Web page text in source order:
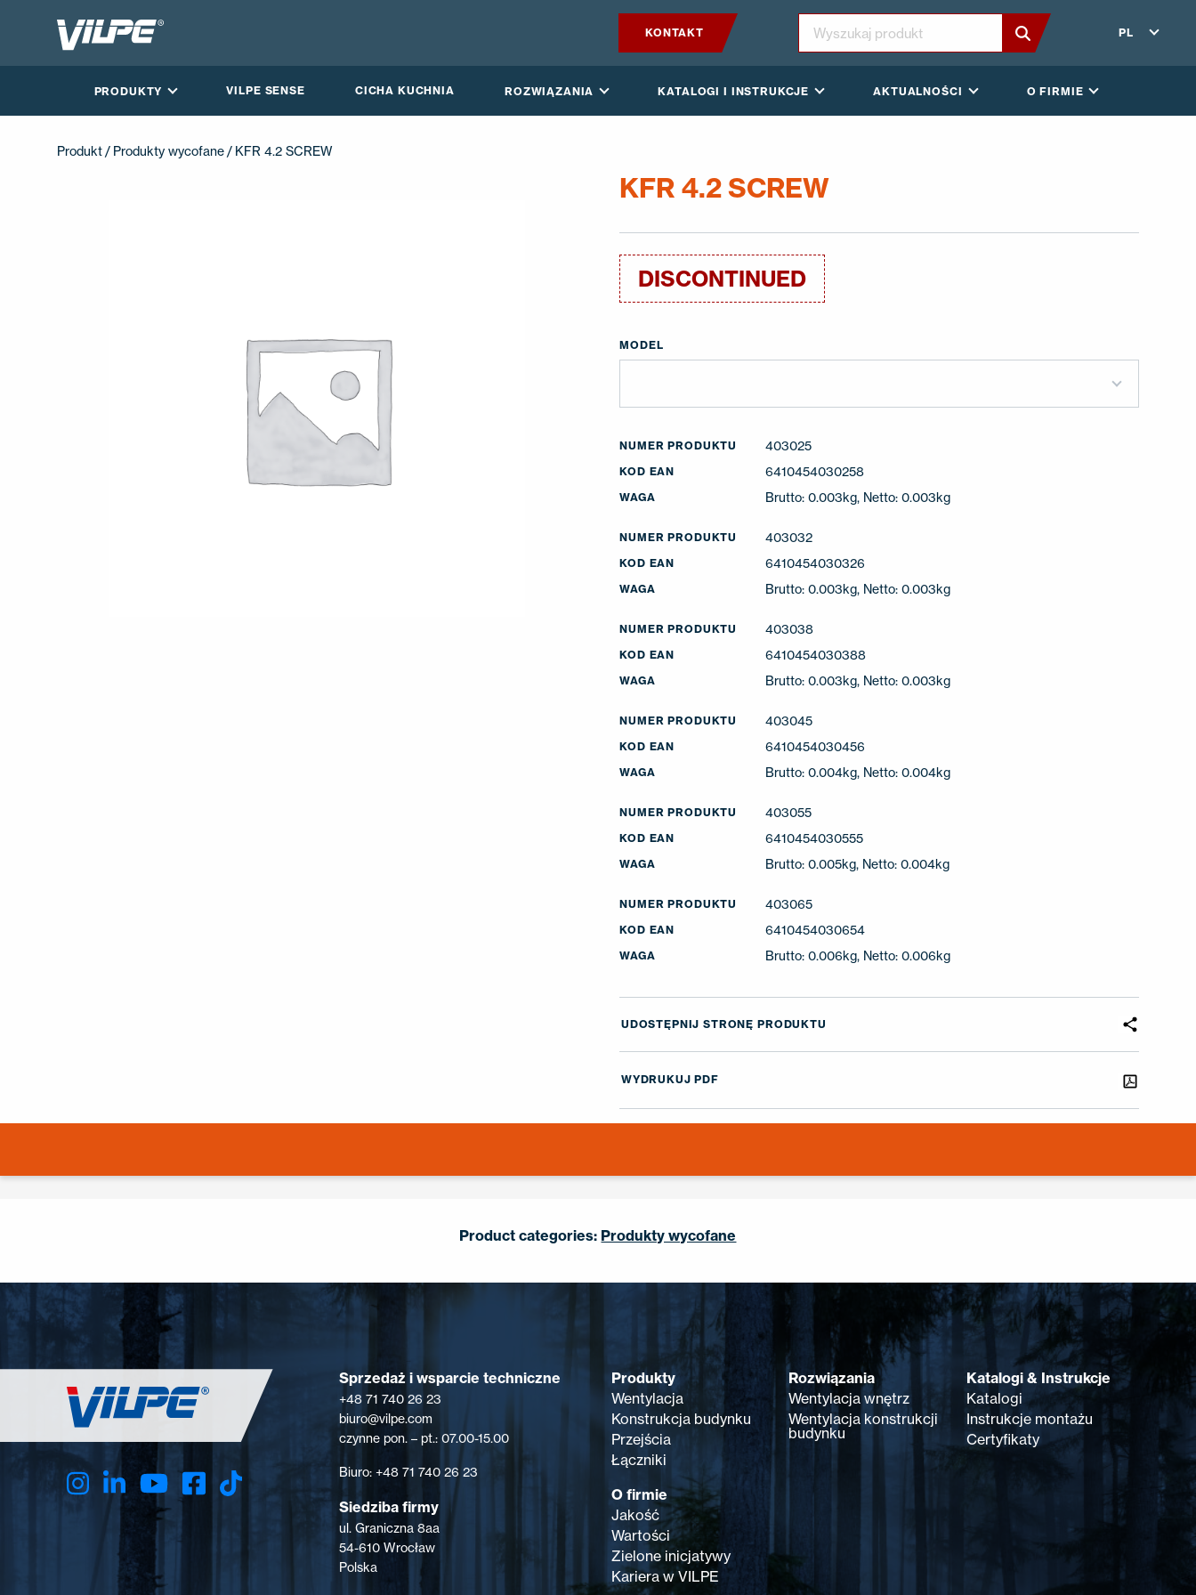
KONTAKT PL
PRODUKTY VILPE SENSE CICHA KUCHNIA ROZWIĄZANIA KATALOGI I INSTRUKCJE AKTUALNOŚCI O FIRMIE
KATALOGI I INSTRUKCJE
O FIRMIE
UK RU
Produkt / Produkty wycofane / KFR 4.2 SCREW
KFR 4.2 SCREW
DISCONTINUED
MODEL
NUMER PRODUKTU 403025
KOD EAN 6410454030258
WAGA Brutto: 0.003kg, Netto: 0.003kg
NUMER PRODUKTU 403032
KOD EAN 6410454030326
WAGA Brutto: 0.003kg, Netto: 0.003kg
NUMER PRODUKTU 403038
KOD EAN 6410454030388
WAGA Brutto: 0.003kg, Netto: 0.003kg
NUMER PRODUKTU 403045
KOD EAN 6410454030456
WAGA Brutto: 0.004kg, Netto: 0.004kg
NUMER PRODUKTU 403055
KOD EAN 6410454030555
WAGA Brutto: 0.005kg, Netto: 0.004kg
NUMER PRODUKTU 403065
KOD EAN 6410454030654
WAGA Brutto: 0.006kg, Netto: 0.006kg
UDOSTĘPNIJ STRONĘ PRODUKTU
WYDRUKUJ PDF
Product categories: Produkty wycofane
Sprzedaż i wsparcie techniczne
+48 71 740 26 23
biuro@vilpe.com
czynne pon. – pt.: 07.00-15.00
Biuro: +48 71 740 26 23
Siedziba firmy
ul. Graniczna 8aa
54-610 Wrocław
Polska
Produkty
Wentylacja
Konstrukcja budynku
Przejścia
Łączniki
Rozwiązania
Wentylacja wnętrz
Wentylacja konstrukcji
budynku
Katalogi & Instrukcje
Katalogi
Instrukcje montażu
Certyfikaty
O firmie
Jakość
Wartości
Zielone inicjatywy
Kariera w VILPE